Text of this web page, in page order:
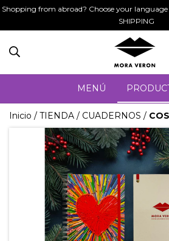
Shopping from abroad? Choose your
SHIPPING
MENÚ
Inicio / TIENDA / CUADERNOS /